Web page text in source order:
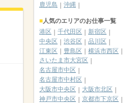
鹿児島
沖縄
人気のエリアのお仕事一覧
港区
千代田区
新宿区
中央区
渋谷区
品川区
江東区
豊島区
横浜市西区
さいたま市大宮区
名古屋市中区
名古屋市中村区
大阪市中央区
大阪市北区
神戸市中央区
京都市下京区